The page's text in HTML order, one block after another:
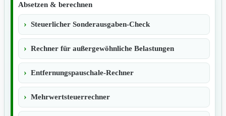
Absetzen & berechnen
Steuerlicher Sonderausgaben-Check
Rechner für außergewöhnliche Belastungen
Entfernungspauschale-Rechner
Mehrwertsteuerrechner